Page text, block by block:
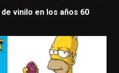
vinilo en los años 60